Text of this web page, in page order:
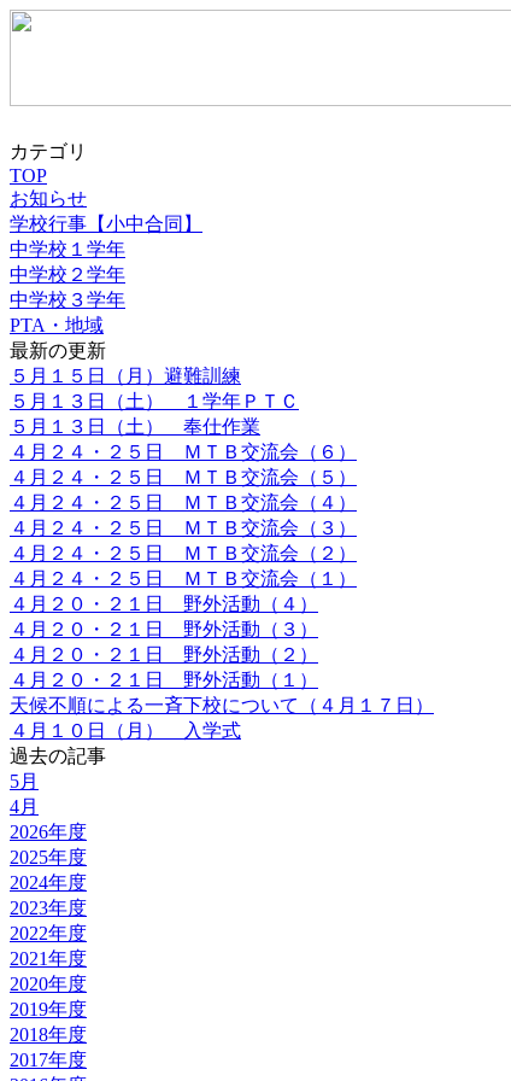
カテゴリ
TOP
お知らせ
学校行事【小中合同】
中学校１学年
中学校２学年
中学校３学年
PTA・地域
最新の更新
５月１５日（月）避難訓練
５月１３日（土） １学年ＰＴＣ
５月１３日（土） 奉仕作業
４月２４・２５日 ＭＴＢ交流会（６）
４月２４・２５日 ＭＴＢ交流会（５）
４月２４・２５日 ＭＴＢ交流会（４）
４月２４・２５日 ＭＴＢ交流会（３）
４月２４・２５日 ＭＴＢ交流会（２）
４月２４・２５日 ＭＴＢ交流会（１）
４月２０・２１日 野外活動（４）
４月２０・２１日 野外活動（３）
４月２０・２１日 野外活動（２）
４月２０・２１日 野外活動（１）
天候不順による一斉下校について（４月１７日）
４月１０日（月） 入学式
過去の記事
5月
4月
2026年度
2025年度
2024年度
2023年度
2022年度
2021年度
2020年度
2019年度
2018年度
2017年度